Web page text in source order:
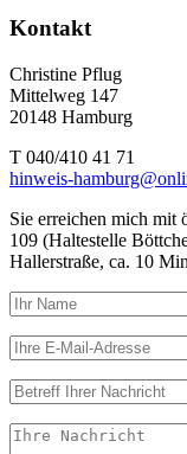
Kontakt
Christine Pflug
Mittelweg 147
20148 Hamburg
T 040/410 41 71
hinweis-
Sie erreichen mich mit
109 (Haltestelle
Hallerstraße, ca. 10